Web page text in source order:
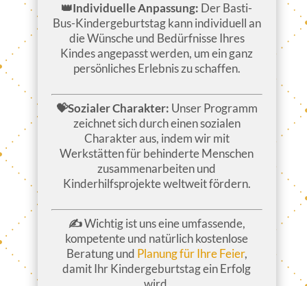
👑Individuelle Anpassung: Der Basti-
Bus-Kindergeburtstag kann individuell an
die Wünsche und Bedürfnisse Ihres
Kindes angepasst werden, um ein ganz
persönliches Erlebnis zu schaffen.
💝Sozialer Charakter: Unser Programm
zeichnet sich durch einen sozialen
Charakter aus, indem wir mit
Werkstätten für behinderte Menschen
zusammenarbeiten und
Kinderhilfsprojekte weltweit fördern.
✍Wichtig ist uns eine umfassende,
kompetente und natürlich kostenlose
Beratung und Planung für Ihre Feier,
damit Ihr Kindergeburtstag ein Erfolg